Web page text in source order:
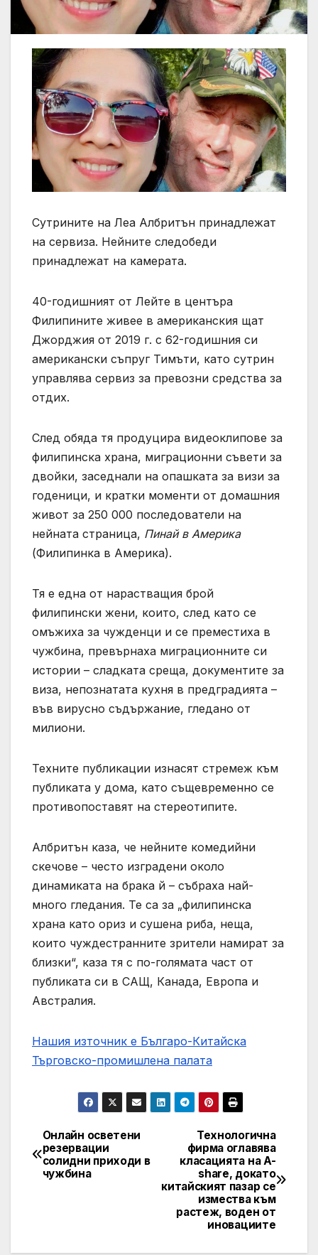
Сутрините на Леа Албритън принадлежат
на сервиза. Нейните следобеди
принадлежат на камерата.
40-годишният от Лейте в центъра
Филипините живее в американския щат
Джорджия от 2019 г. с 62-годишния си
американски съпруг Тимъти, като сутрин
управлява сервиз за превозни средства за
отдих.
След обяда тя продуцира видеоклипове за
филипинска храна, миграционни съвети за
двойки, заседнали на опашката за визи за
годеници, и кратки моменти от домашния
живот за 250 000 последователи на
нейната страница, Пинай в Америка
(Филипинка в Америка).
Тя е една от нарастващия брой
филипински жени, които, след като се
омъжиха за чужденци и се преместиха в
чужбина, превърнаха миграционните си
истории – сладката среща, документите за
виза, непознатата кухня в предградията –
във вирусно съдържание, гледано от
милиони.
Техните публикации изнасят стремеж към
публиката у дома, като същевременно се
противопоставят на стереотипите.
Албритън каза, че нейните комедийни
скечове – често изградени около
динамиката на брака й – събраха най-
много гледания. Те са за „филипинска
храна като ориз и сушена риба, неща,
които чуждестранните зрители намират за
близки“, каза тя с по-голямата част от
публиката си в САЩ, Канада, Европа и
Австралия.
Нашия източник е Българо-Китайска
Търговско-промишлена палaта
Post
navigation
Технологична
фирма оглавява
класацията на A-
share, докато
китайският пазар се
измества към
растеж, воден от
иновациите
Онлайн осветени
резервации
солидни приходи в
чужбина